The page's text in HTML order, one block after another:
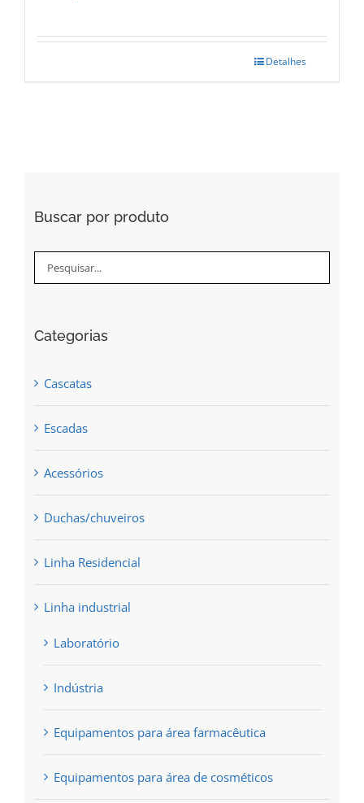
Detalhes
Buscar por produto
Categorias
Cascatas
Escadas
Acessórios
Duchas/chuveiros
Linha Residencial
Linha industrial
Laboratório
Indústria
Equipamentos para área farmacêutica
Equipamentos para área de cosméticos